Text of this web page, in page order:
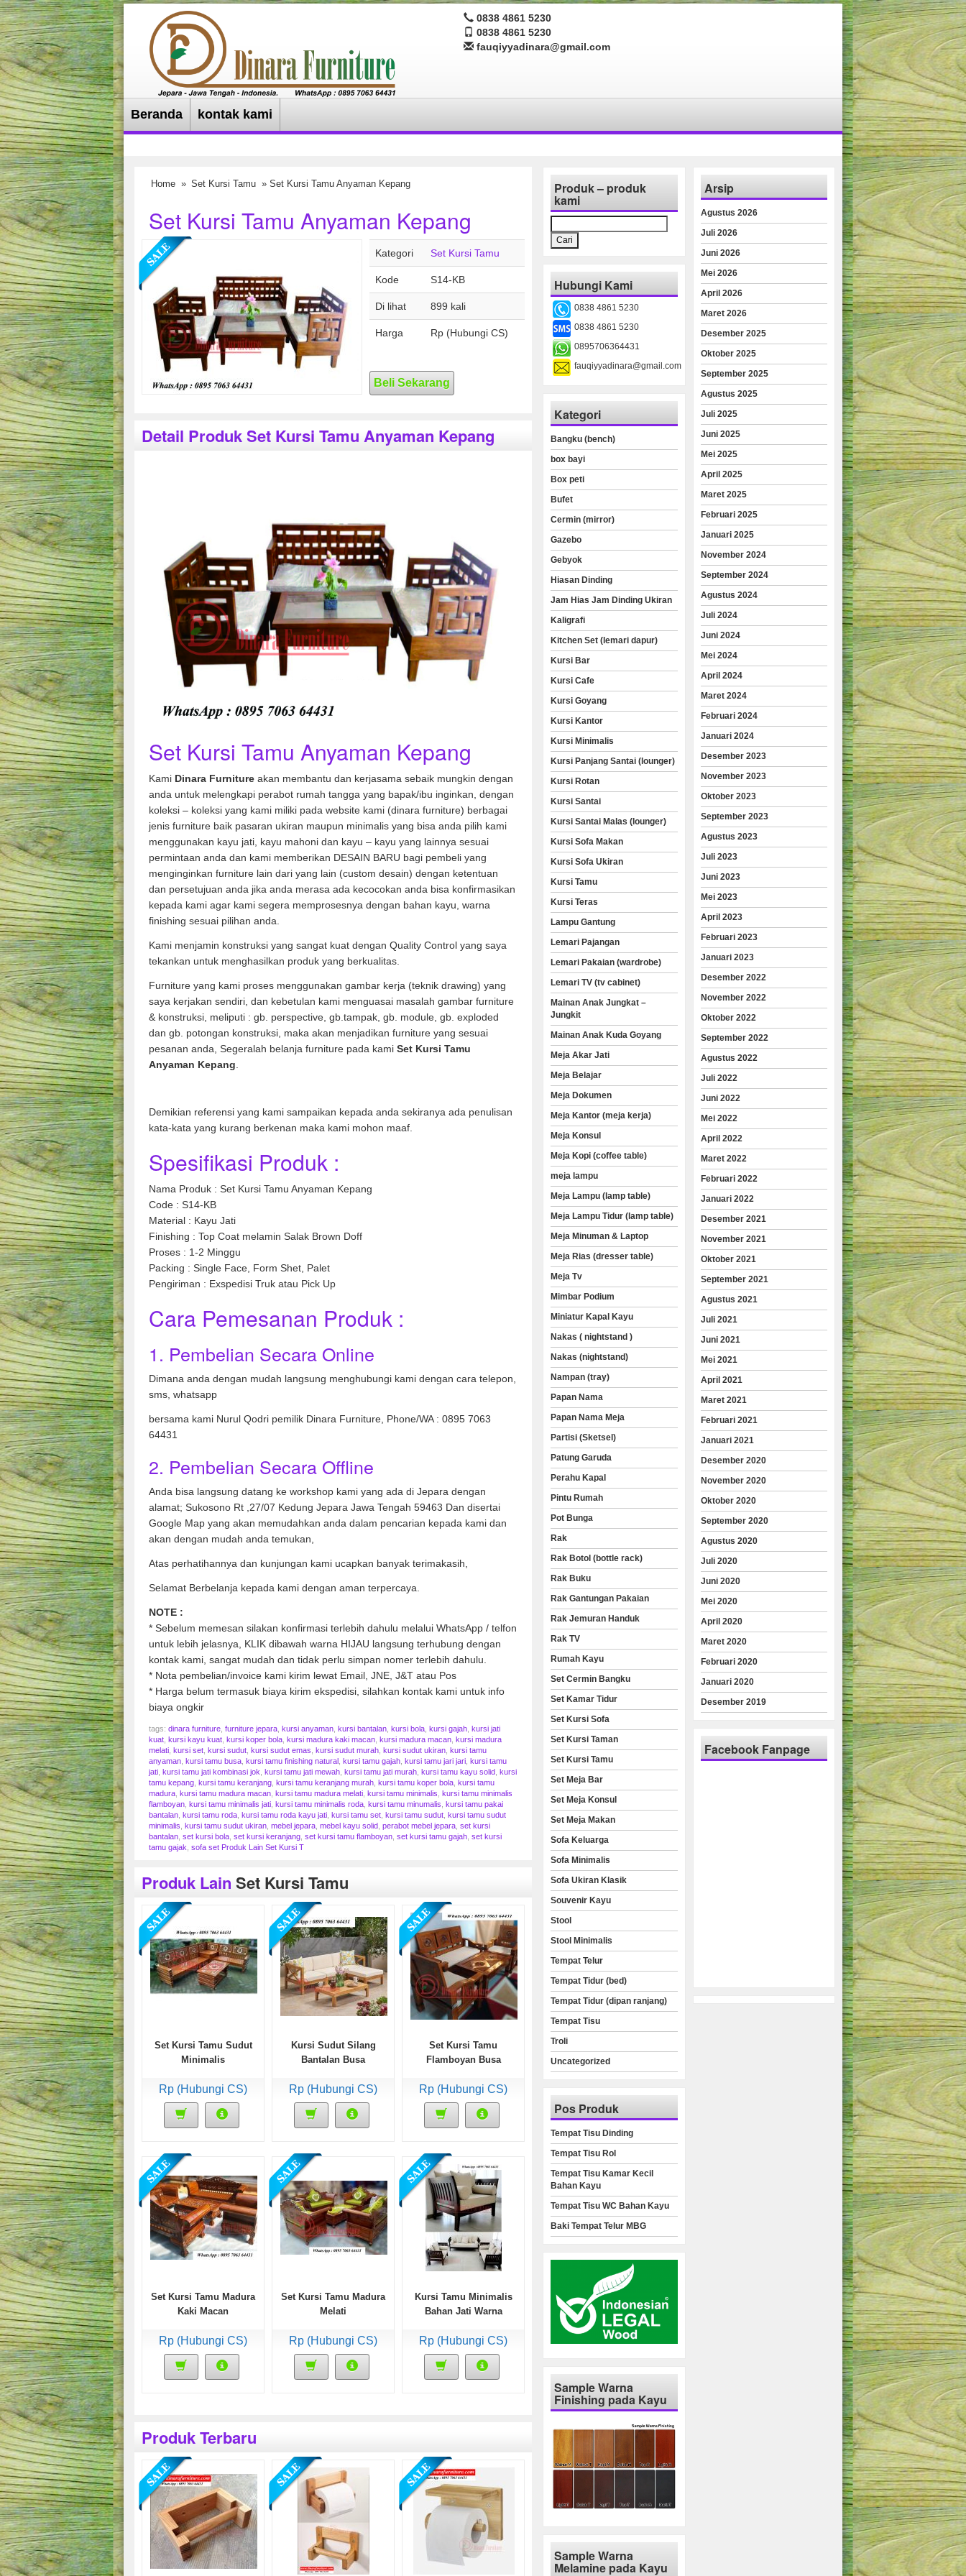
0838 4861 5230
0838 4861 5230
fauqiyyadinara@gmail.com
Beranda kontak kami
Home » Set Kursi Tamu » Set Kursi Tamu Anyaman Kepang
Set Kursi Tamu Anyaman Kepang
Kategori Set Kursi Tamu
Kode S14-KB
Di lihat 899 kali
Harga Rp (Hubungi CS)
Beli Sekarang
Detail Produk Set Kursi Tamu Anyaman Kepang
Set Kursi Tamu Anyaman Kepang
Kami Dinara Furniture akan membantu dan kerjasama sebaik mungkin dengan
anda untuk melengkapi perabot rumah tangga yang bapak/ibu inginkan, dengan
koleksi – koleksi yang kami miliki pada website kami (dinara furniture) berbagai
jenis furniture baik pasaran ukiran maupun minimalis yang bisa anda pilih kami
menggunakan kayu jati, kayu mahoni dan kayu – kayu yang lainnya sesuai
permintaan anda dan kami memberikan DESAIN BARU bagi pembeli yang
menginginkan furniture lain dari yang lain (custom desain) dengan ketentuan
dan persetujuan anda jika anda merasa ada kecocokan anda bisa konfirmasikan
kepada kami agar kami segera memprosesnya dengan bahan kayu, warna
finishing sesuai pilihan anda.
Kami menjamin konstruksi yang sangat kuat dengan Quality Control yang saya
tekankan untuk menghasilkan produk yang berkualitas.
Furniture yang kami proses menggunakan gambar kerja (teknik drawing) yang
saya kerjakan sendiri, dan kebetulan kami menguasai masalah gambar furniture
& konstruksi, meliputi : gb. perspective, gb.tampak, gb. module, gb. exploded
dan gb. potongan konstruksi, maka akan menjadikan furniture yang sesuai
pesanan anda, Segeralah belanja furniture pada kami Set Kursi Tamu
Anyaman Kepang
Demikian referensi yang kami sampaikan kepada anda sekiranya ada penulisan
kata-kata yang kurang berkenan maka kami mohon maaf.
Spesifikasi Produk :
Nama Produk : Set Kursi Tamu Anyaman Kepang
Code : S14-KB
Material : Kayu Jati
Finishing : Top Coat melamin Salak Brown Doff
Proses : 1-2 Minggu
Packing : Single Face, Form Shet, Palet
Pengiriman : Exspedisi Truk atau Pick Up
Cara Pemesanan Produk :
1. Pembelian Secara Online
Dimana anda dengan mudah langsung menghubungi kami dengan cara telepon,
sms, whatsapp
bersama kami Nurul Qodri pemilik Dinara Furniture, Phone/WA : 0895 7063
64431
2. Pembelian Secara Offline
Anda bisa langsung datang ke workshop kami yang ada di Jepara dengan
alamat; Sukosono Rt ,27/07 Kedung Jepara Jawa Tengah 59463 Dan disertai
Google Map yang akan memudahkan anda dalam pencarian kepada kami dan
akan dengan mudah anda temukan,
Atas perhatihannya dan kunjungan kami ucapkan banyak terimakasih,
Selamat Berbelanja kepada kami dengan aman terpercaya.
NOTE :
* Sebelum memesan silakan konfirmasi terlebih dahulu melalui WhatsApp / telfon
untuk lebih jelasnya, KLIK dibawah warna HIJAU langsung terhubung dengan
kontak kami, sangat mudah dan tidak perlu simpan nomer terlebih dahulu.
* Nota pembelian/invoice kami kirim lewat Email, JNE, J&T atau Pos
* Harga belum termasuk biaya kirim ekspedisi, silahkan kontak kami untuk info
biaya ongkir
tags: dinara furniture furniture jepara kursi anyaman kursi bantalan kursi bola kursi gajah kursi jati
kuat kursi kayu kuat kursi koper bola kursi madura kaki macan kursi madura macan kursi madura
melati kursi set kursi sudut kursi sudut emas kursi sudut murah kursi sudut ukiran kursi tamu
anyaman kursi tamu busa kursi tamu finishing natural kursi tamu gajah kursi tamu jari jari kursi tamu
jati kursi tamu jati kombinasi jok kursi tamu jati mewah kursi tamu jati murah kursi tamu kayu solid kursi
tamu kepang kursi tamu keranjang kursi tamu keranjang murah kursi tamu koper bola kursi tamu
madura kursi tamu madura macan kursi tamu madura melati kursi tamu minimalis kursi tamu minimalis
flamboyan kursi tamu minimalis jati kursi tamu minimalis roda kursi tamu minumalis kursi tamu pakai
bantalan kursi tamu roda kursi tamu roda kayu jati kursi tamu set kursi tamu sudut kursi tamu sudut
minimalis kursi tamu sudut ukiran mebel jepara mebel kayu solid perabot mebel jepara set kursi
bantalan set kursi bola set kursi keranjang set kursi tamu flamboyan set kursi tamu gajah set kursi
tamu gajak sofa set Produk Lain Set Kursi T
Produk Lain Set Kursi Tamu
Set Kursi Tamu Sudut
Minimalis
Rp (Hubungi CS)
Kursi Sudut Silang
Bantalan Busa
Rp (Hubungi CS)
Set Kursi Tamu
Flamboyan Busa
Rp (Hubungi CS)
Set Kursi Tamu Madura
Kaki Macan
Rp (Hubungi CS)
Set Kursi Tamu Madura
Melati
Rp (Hubungi CS)
Kursi Tamu Minimalis
Bahan Jati Warna
Rp (Hubungi CS)
Produk Terbaru
Produk – produk
kami
untuk:
Hubungi Kami
0838 4861 5230
0838 4861 5230
0895706364431
fauqiyyadinara@gmail.com
Kategori
Bangku (bench)
box bayi
Box peti
Bufet
Cermin (mirror)
Gazebo
Gebyok
Hiasan Dinding
Jam Hias Jam Dinding Ukiran
Kaligrafi
Kitchen Set (lemari dapur)
Kursi Bar
Kursi Cafe
Kursi Goyang
Kursi Kantor
Kursi Minimalis
Kursi Panjang Santai (lounger)
Kursi Rotan
Kursi Santai
Kursi Santai Malas (lounger)
Kursi Sofa Makan
Kursi Sofa Ukiran
Kursi Tamu
Kursi Teras
Lampu Gantung
Lemari Pajangan
Lemari Pakaian (wardrobe)
Lemari TV (tv cabinet)
Mainan Anak Jungkat –
Jungkit
Mainan Anak Kuda Goyang
Meja Akar Jati
Meja Belajar
Meja Dokumen
Meja Kantor (meja kerja)
Meja Konsul
Meja Kopi (coffee table)
meja lampu
Meja Lampu (lamp table)
Meja Lampu Tidur (lamp table)
Meja Minuman & Laptop
Meja Rias (dresser table)
Meja Tv
Mimbar Podium
Miniatur Kapal Kayu
Nakas ( nightstand )
Nakas (nightstand)
Nampan (tray)
Papan Nama
Papan Nama Meja
Partisi (Sketsel)
Patung Garuda
Perahu Kapal
Pintu Rumah
Pot Bunga
Rak
Rak Botol (bottle rack)
Rak Buku
Rak Gantungan Pakaian
Rak Jemuran Handuk
Rak TV
Rumah Kayu
Set Cermin Bangku
Set Kamar Tidur
Set Kursi Sofa
Set Kursi Taman
Set Kursi Tamu
Set Meja Bar
Set Meja Konsul
Set Meja Makan
Sofa Keluarga
Sofa Minimalis
Sofa Ukiran Klasik
Souvenir Kayu
Stool
Stool Minimalis
Tempat Telur
Tempat Tidur (bed)
Tempat Tidur (dipan ranjang)
Tempat Tisu
Troli
Uncategorized
Pos Produk
Tempat Tisu Dinding
Tempat Tisu Rol
Tempat Tisu Kamar Kecil
Bahan Kayu
Tempat Tisu WC Bahan Kayu
Baki Tempat Telur MBG
Sample Warna
Finishing pada Kayu
Sample Warna
Melamine pada Kayu
Arsip
Agustus 2026
Juli 2026
Juni 2026
Mei 2026
April 2026
Maret 2026
Desember 2025
Oktober 2025
September 2025
Agustus 2025
Juli 2025
Juni 2025
Mei 2025
April 2025
Maret 2025
Februari 2025
Januari 2025
November 2024
September 2024
Agustus 2024
Juli 2024
Juni 2024
Mei 2024
April 2024
Maret 2024
Februari 2024
Januari 2024
Desember 2023
November 2023
Oktober 2023
September 2023
Agustus 2023
Juli 2023
Juni 2023
Mei 2023
April 2023
Februari 2023
Januari 2023
Desember 2022
November 2022
Oktober 2022
September 2022
Agustus 2022
Juli 2022
Juni 2022
Mei 2022
April 2022
Maret 2022
Februari 2022
Januari 2022
Desember 2021
November 2021
Oktober 2021
September 2021
Agustus 2021
Juli 2021
Juni 2021
Mei 2021
April 2021
Maret 2021
Februari 2021
Januari 2021
Desember 2020
November 2020
Oktober 2020
September 2020
Agustus 2020
Juli 2020
Juni 2020
Mei 2020
April 2020
Maret 2020
Februari 2020
Januari 2020
Desember 2019
Facebook Fanpage